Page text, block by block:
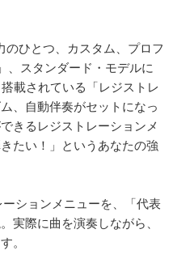
ひとつ、カスタム、プロフ
、スタンダード・モデルに
載されている「レジストレ
、自動伴奏がセットになっ
きるレジストレーションメ
たい！」というあなたの強
ションメニューを、「代表
実際に曲を演奏しながら、
。